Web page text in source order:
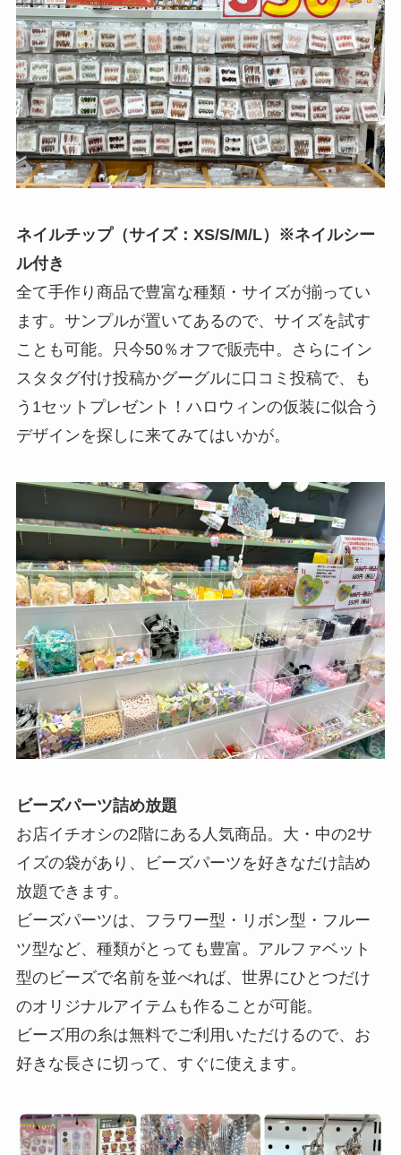
ネイルチップ（サイズ：XS/S/M/L）※ネイルシー
ル付き
全て手作り商品で豊富な種類・サイズが揃ってい
ます。サンプルが置いてあるので、サイズを試す
ことも可能。只今50％オフで販売中。さらにイン
スタタグ付け投稿かグーグルに口コミ投稿で、も
う1セットプレゼント！ハロウィンの仮装に似合う
デザインを探しに来てみてはいかが。
ビーズパーツ詰め放題
お店イチオシの2階にある人気商品。大・中の2サ
イズの袋があり、ビーズパーツを好きなだけ詰め
放題できます。
ビーズパーツは、フラワー型・リボン型・フルー
ツ型など、種類がとっても豊富。アルファベット
型のビーズで名前を並べれば、世界にひとつだけ
のオリジナルアイテムも作ることが可能。
ビーズ用の糸は無料でご利用いただけるので、お
好きな長さに切って、すぐに使えます。